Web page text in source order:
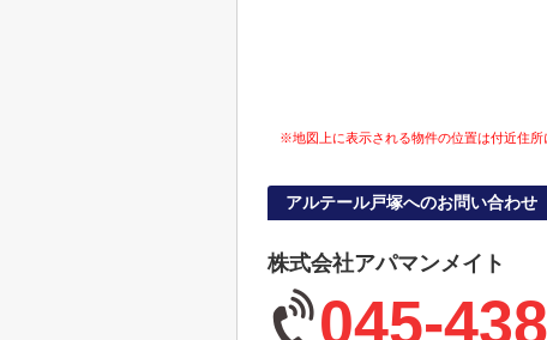
※地図上に表示される物件の位置は付近住所
アルテール戸塚へのお問い合わせ
株式会社アパマンメイト
045-